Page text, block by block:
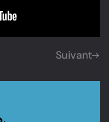
Suivant